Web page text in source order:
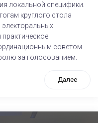
локальной специфики.
круглого стола
электоральных
советом
за голосованием.
Далее